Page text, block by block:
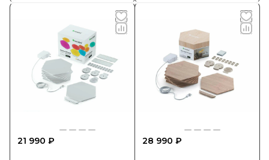
21 990 ₽ 28 990 ₽